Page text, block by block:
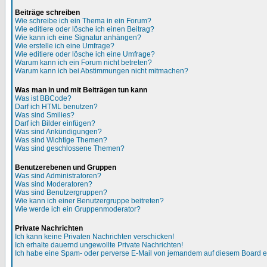
Beiträge schreiben
Wie schreibe ich ein Thema in ein Forum?
Wie editiere oder lösche ich einen Beitrag?
Wie kann ich eine Signatur anhängen?
Wie erstelle ich eine Umfrage?
Wie editiere oder lösche ich eine Umfrage?
Warum kann ich ein Forum nicht betreten?
Warum kann ich bei Abstimmungen nicht mitmachen?
Was man in und mit Beiträgen tun kann
Was ist BBCode?
Darf ich HTML benutzen?
Was sind Smilies?
Darf ich Bilder einfügen?
Was sind Ankündigungen?
Was sind Wichtige Themen?
Was sind geschlossene Themen?
Benutzerebenen und Gruppen
Was sind Administratoren?
Was sind Moderatoren?
Was sind Benutzergruppen?
Wie kann ich einer Benutzergruppe beitreten?
Wie werde ich ein Gruppenmoderator?
Private Nachrichten
Ich kann keine Privaten Nachrichten verschicken!
Ich erhalte dauernd ungewollte Private Nachrichten!
Ich habe eine Spam- oder perverse E-Mail von jemandem auf diesem Board